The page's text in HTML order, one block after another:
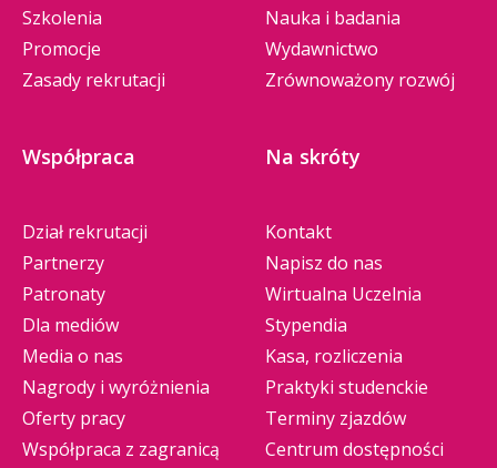
Szkolenia
Promocje
Zasady rekrutacji
Nauka i badania
Wydawnictwo
Zrównoważony rozwój
Współpraca
Dział rekrutacji
Partnerzy
Patronaty
Dla mediów
Media o nas
Nagrody i wyróżnienia
Oferty pracy
Współpraca z zagranicą
Na skróty
Kontakt
Napisz do nas
Wirtualna Uczelnia
Stypendia
Kasa, rozliczenia
Praktyki studenckie
Terminy zjazdów
Centrum dostępności